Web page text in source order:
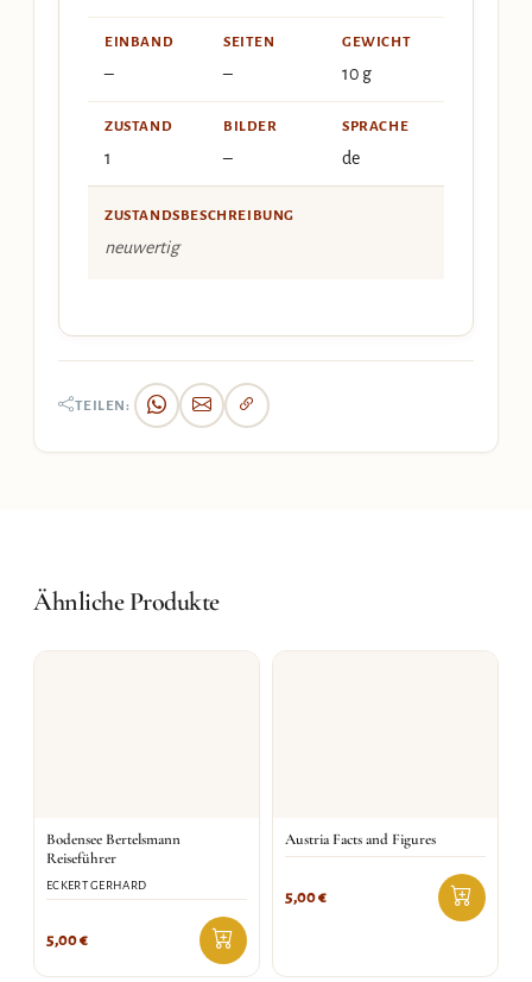
EINBAND
–
SEITEN
–
GEWICHT
10 g
ZUSTAND
1
BILDER
–
SPRACHE
de
ZUSTANDSBESCHREIBUNG
neuwertig
TEILEN:
Ähnliche Produkte
Bodensee Bertelsmann
Reiseführer
ECKERT GERHARD
5,00€
Austria Facts and Figures
5,00€